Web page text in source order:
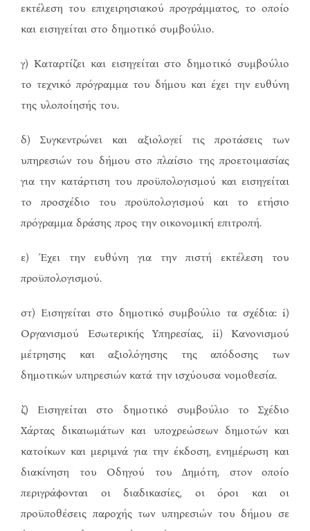
εκτέλεση του επιχειρησιακού προγράμματος, το οποίο
και εισηγείται στο δημοτικό συμβούλιο.
γ) Καταρτίζει και εισηγείται στο δημοτικό συμβούλιο
το τεχνικό πρόγραμμα του δήμου και έχει την ευθύνη
της υλοποίησής του.
δ) Συγκεντρώνει και αξιολογεί τις προτάσεις των
υπηρεσιών του δήμου στο πλαίσιο της προετοιμασίας
για την κατάρτιση του προϋπολογισμού και εισηγείται
το προσχέδιο του προϋπολογισμού και το ετήσιο
πρόγραμμα δράσης προς την οικονομική επιτροπή.
ε) Έχει την ευθύνη για την πιστή εκτέλεση του
προϋπολογισμού.
στ) Εισηγείται στο δημοτικό συμβούλιο τα σχέδια: i)
Οργανισμού Εσωτερικής Υπηρεσίας, ii) Κανονισμού
μέτρησης και αξιολόγησης της απόδοσης των
δημοτικών υπηρεσιών κατά την ισχύουσα νομοθεσία.
ζ) Εισηγείται στο δημοτικό συμβούλιο το Σχέδιο
Χάρτας δικαιωμάτων και υποχρεώσεων δημοτών και
κατοίκων και μεριμνά για την έκδοση, ενημέρωση και
διακίνηση του Οδηγού του Δημότη, στον οποίο
περιγράφονται οι διαδικασίες, οι όροι και οι
προϋποθέσεις παροχής των υπηρεσιών του δήμου σε